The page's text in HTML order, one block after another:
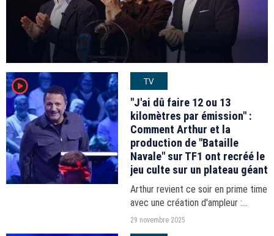
player2 TV
"J'ai dû faire 12 ou 13
kilomètres par émission" :
Comment Arthur et la
production de "Bataille
Navale" sur TF1 ont recréé le
jeu culte sur un plateau géant
Arthur revient ce soir en prime time
avec une création d'ampleur :
"Bataille navale", première
29 novembre 2025